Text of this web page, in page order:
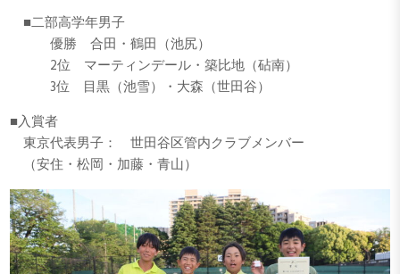
■二部高学年男子
優勝 合田・鶴田（池尻）
2位 マーティンデール・築比地（砧南）
3位 目黒（池雪）・大森（世田谷）
■入賞者
東京代表男子： 世田谷区管内クラブメンバー
（安住・松岡・加藤・青山）